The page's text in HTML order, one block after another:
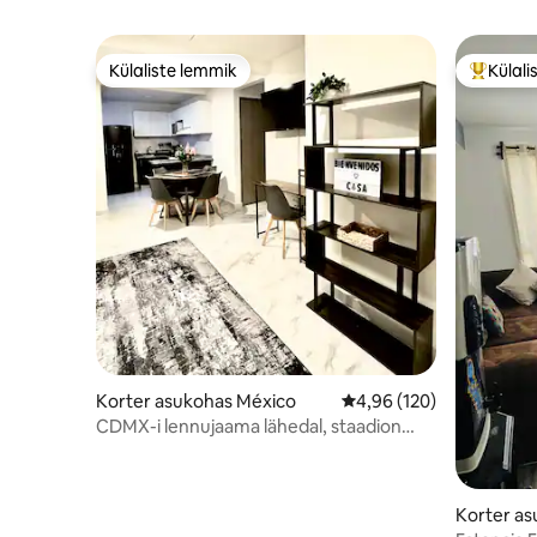
Külaliste lemmik
Külaliste lemmik
Korter asukohas México Keskmine hinnang
4,96 (120)
CDMX-i lennujaama lähedal, staadion
Korter